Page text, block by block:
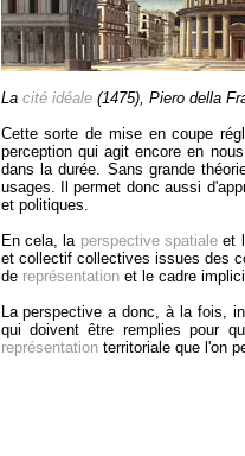
La cité idéale(1475), Piero della
Cette sorte de mise en coupe
perception qui agit encore en
dans la durée. Sans grande
usages. Il permet donc aussi
et politiques.
En cela, la perspective spatiale et
et collectif collectives issues des
de représentationet le cadre
La perspective a donc, à la fois,
qui doivent être remplies pour
représentationterritoriale que l'on